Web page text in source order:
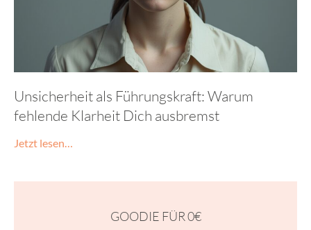
Unsicherheit als Führungskraft: Warum
fehlende Klarheit Dich ausbremst
Jetzt lesen…
GOODIE FÜR 0€